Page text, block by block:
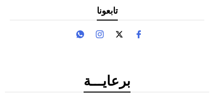
تابعونا
برعايـــة